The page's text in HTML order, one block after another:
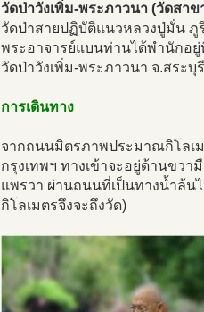
วัดป่าวังเพิ่ม-พระภาวนา (วัดสา
วัดป่าสายปฏิบัติแนวหลวงปู่มั่น ภู
พระอาจารย์แบนท่านได้พำนักอ
วัดป่าวังเพิ่ม-พระภาวนา จ.สระ
การเดินทาง
จากถนนมิตรภาพประมาณกิโลเม
กรุงเทพฯ ทางเข้าจะอยู่ด้านขวา
แพรวา ผ่านถนนที่เป็นทางน้ำล้น
กิโลเมตรจึงจะถึงวัด)